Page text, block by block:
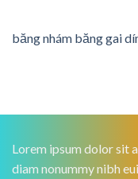
băng nhám băng gai
Lorem ipsum dolor sit
diam nonummy nibh